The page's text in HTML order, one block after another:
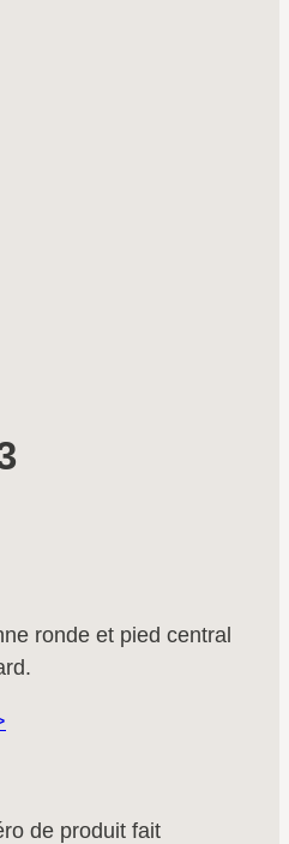
ronde et pied central
de produit fait